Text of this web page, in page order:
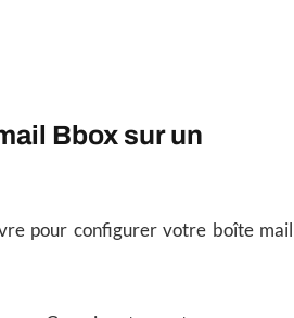
Bbox sur un
pour configurer votre boîte mail